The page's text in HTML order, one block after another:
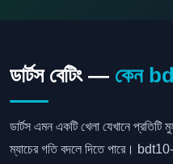
ডার্টস বেটিং — কেন
ডার্টস এমন একটি খেলা যেখানে
ম্যাচের গতি বদলে দিতে পারে।